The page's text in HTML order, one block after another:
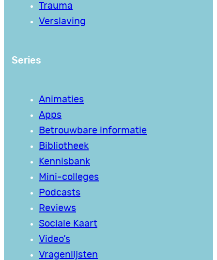
Trauma
Verslaving
Series
Animaties
Apps
Betrouwbare informatie
Bibliotheek
Kennisbank
Mini-colleges
Podcasts
Reviews
Sociale Kaart
Video’s
Vragenlijsten